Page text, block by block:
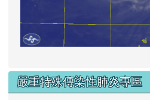
嚴重特殊傳染性肺炎專區